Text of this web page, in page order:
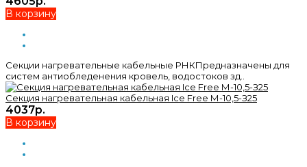
В корзину
Секции нагревательные кабельные РНКПредназначены для
систем антиобледенения кровель, водостоков зд..
Секция нагревательная кабельная Ice Free М-10,5-З25
4037р.
В корзину